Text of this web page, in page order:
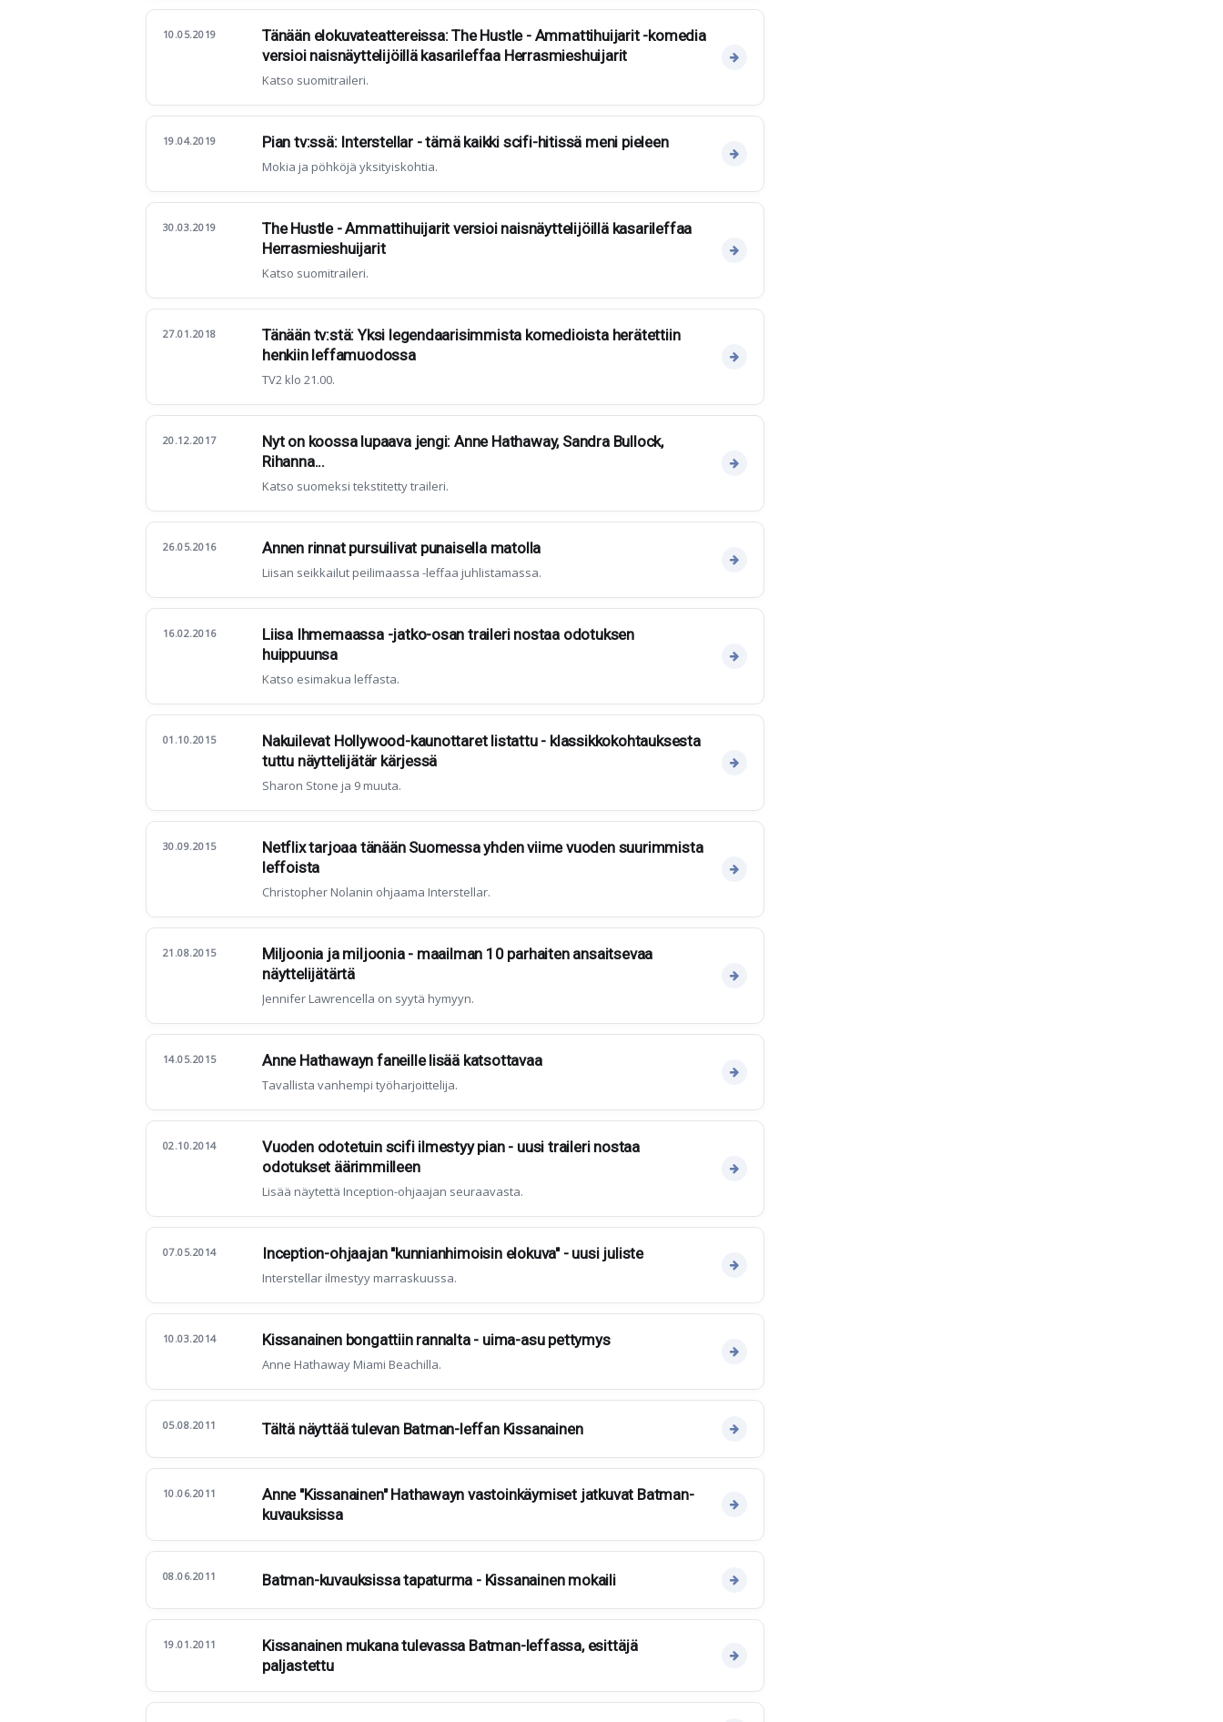
10.05.2019
Tänään elokuvateattereissa: The Hustle - Ammattihuijarit -komedia
versioi naisnäyttelijöillä kasarileffaa Herrasmieshuijarit
Katso suomitraileri.
19.04.2019 Pian tv:ssä: Interstellar - tämä kaikki scifi-hitissä meni pieleen
Mokia ja pöhköjä yksityiskohtia.
30.03.2019
The Hustle - Ammattihuijarit versioi naisnäyttelijöillä kasarileffaa
Herrasmieshuijarit
Katso suomitraileri.
27.01.2018
Tänään tv:stä: Yksi legendaarisimmista komedioista herätettiin
henkiin leffamuodossa
TV2 klo 21.00.
20.12.2017
Nyt on koossa lupaava jengi: Anne Hathaway, Sandra Bullock,
Rihanna...
Katso suomeksi tekstitetty traileri.
26.05.2016 Annen rinnat pursuilivat punaisella matolla
Liisan seikkailut peilimaassa -leffaa juhlistamassa.
16.02.2016
Liisa Ihmemaassa -jatko-osan traileri nostaa odotuksen
huippuunsa
Katso esimakua leffasta.
01.10.2015
Nakuilevat Hollywood-kaunottaret listattu - klassikkokohtauksesta
tuttu näyttelijätär kärjessä
Sharon Stone ja 9 muuta.
30.09.2015
Netflix tarjoaa tänään Suomessa yhden viime vuoden suurimmista
leffoista
Christopher Nolanin ohjaama Interstellar.
21.08.2015
Miljoonia ja miljoonia - maailman 10 parhaiten ansaitsevaa
näyttelijätärtä
Jennifer Lawrencella on syytä hymyyn.
14.05.2015 Anne Hathawayn faneille lisää katsottavaa
Tavallista vanhempi työharjoittelija.
02.10.2014
Vuoden odotetuin scifi ilmestyy pian - uusi traileri nostaa
odotukset äärimmilleen
Lisää näytettä Inception-ohjaajan seuraavasta.
07.05.2014 Inception-ohjaajan "kunnianhimoisin elokuva" - uusi juliste
Interstellar ilmestyy marraskuussa.
10.03.2014 Kissanainen bongattiin rannalta - uima-asu pettymys
Anne Hathaway Miami Beachilla.
05.08.2011 Tältä näyttää tulevan Batman-leffan Kissanainen
10.06.2011
Anne "Kissanainen" Hathawayn vastoinkäymiset jatkuvat Batman-
kuvauksissa
08.06.2011 Batman-kuvauksissa tapaturma - Kissanainen mokaili
19.01.2011
Kissanainen mukana tulevassa Batman-leffassa, esittäjä
paljastettu